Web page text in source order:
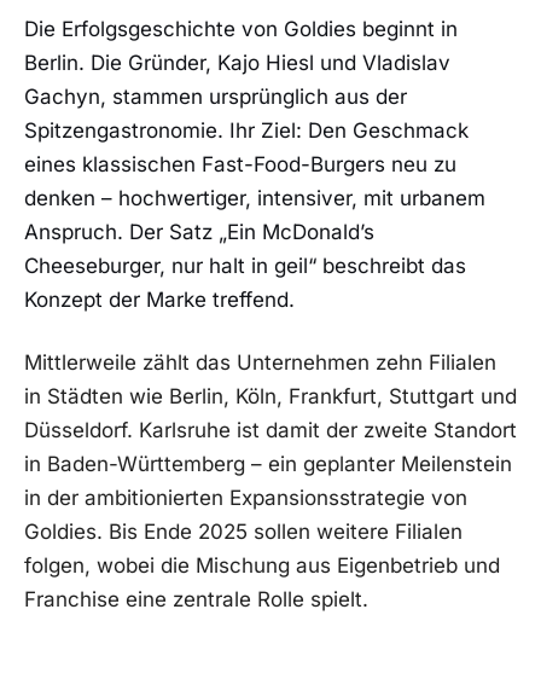
Die Erfolgsgeschichte von Goldies beginnt in
Berlin. Die Gründer, Kajo Hiesl und Vladislav
Gachyn, stammen ursprünglich aus der
Spitzengastronomie. Ihr Ziel: Den Geschmack
eines klassischen Fast-Food-Burgers neu zu
denken – hochwertiger, intensiver, mit urbanem
Anspruch. Der Satz „Ein McDonald’s
Cheeseburger, nur halt in geil“ beschreibt das
Konzept der Marke treffend.
Mittlerweile zählt das Unternehmen zehn Filialen
in Städten wie Berlin, Köln, Frankfurt, Stuttgart und
Düsseldorf. Karlsruhe ist damit der zweite Standort
in Baden-Württemberg – ein geplanter Meilenstein
in der ambitionierten Expansionsstrategie von
Goldies. Bis Ende 2025 sollen weitere Filialen
folgen, wobei die Mischung aus Eigenbetrieb und
Franchise eine zentrale Rolle spielt.